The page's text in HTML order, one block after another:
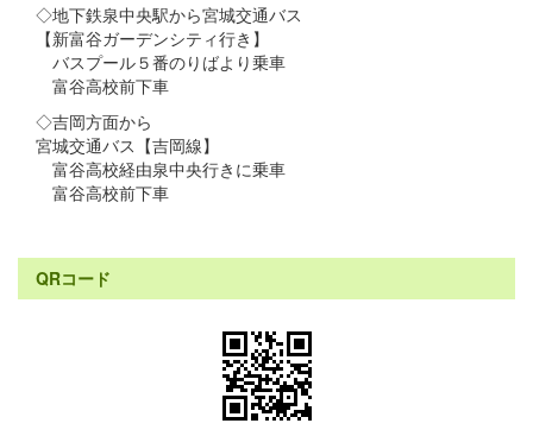
◇地下鉄泉中央駅から宮城交通バス
【新富谷ガーデンシティ行き】
バスプール５番のりばより乗車
富谷高校前下車
◇吉岡方面から
宮城交通バス【吉岡線】
富谷高校経由泉中央行きに乗車
富谷高校前下車
QRコード